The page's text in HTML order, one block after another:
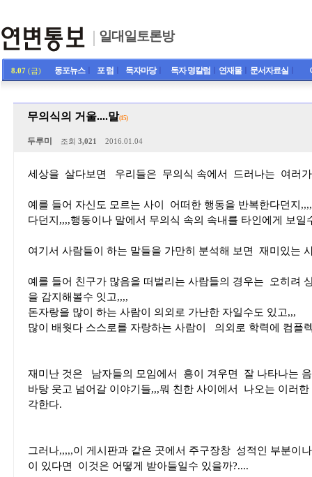
일대일토론방
8.07 (금) 동포뉴스ㅣ 포 럼 독자마당ㅣ 독자 명칼럼 연재물ㅣ 문서자료실
무의식의 거울....말(15)
두루미 조회 3,021 2016.01.04
세상을 살다보면 우리들은 무의식 속에서 드러나는 여러
예를 들어 자신도 모르는 사이 어떠한 행동을 반복한다던지
다던지,,,,행동이나 말에서 무의식 속의 속내를 타인에게 보일
여기서 사람들이 하는 말들을 가만히 분석해 보면 재미있는
예를 들어 친구가 많음을 떠벌리는 사람들의 경우는 오히려
을 감지해볼수 잇고,,,,
돈자랑을 많이 하는 사람이 의외로 가난한 자일수도 있고,,,
많이 배웟다 스스로를 자랑하는 사람이 의외로 학력에 컴플
재미난 것은 남자들의 모임에서 흥이 겨우면 잘 나타나는
바탕 웃고 넘어갈 이야기들,,,뭐 친한 사이에서 나오는 이러
각한다.
그러나,,,,,이 게시판과 같은 곳에서 주구장창 성적인 부분이
이 있다면 이것은 어떻게 받아들일수 있을까?....